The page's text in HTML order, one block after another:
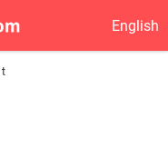
English